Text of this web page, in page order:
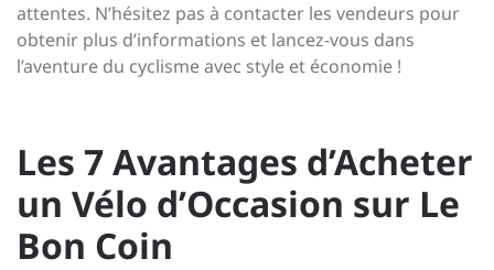
attentes. N’hésitez pas à contacter les vendeurs pour
obtenir plus d’informations et lancez-vous dans
l’aventure du cyclisme avec style et économie !
Les 7 Avantages d’Acheter
un Vélo d’Occasion sur Le
Bon Coin